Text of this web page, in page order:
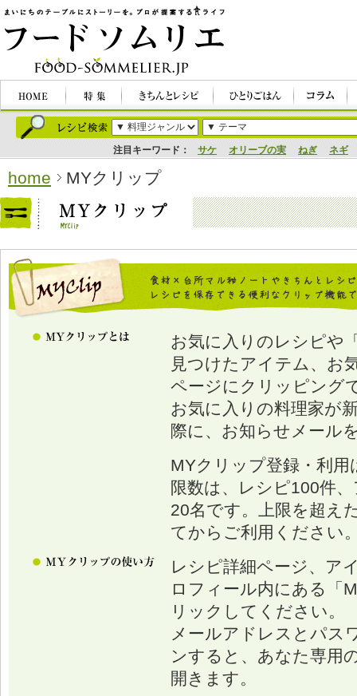
注目キーワード： サケ オリーブの実 ねぎ ネギ
home MYクリップ
お気に入りのレシピや
見つけたアイテム、お
ページにクリッピング
お気に入りの料理家が
際に、お知らせメール
MYクリップ登録・利
限数は、レシピ100件
20名です。上限を超え
てからご利用ください
レシピ詳細ページ、ア
ロフィール内にある「
リックしてください。
メールアドレスとパス
ンすると、あなた専用
開きます。